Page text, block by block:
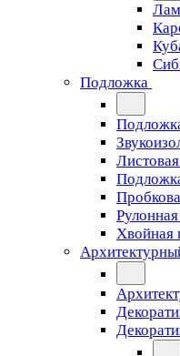
Подложка
Хвойная